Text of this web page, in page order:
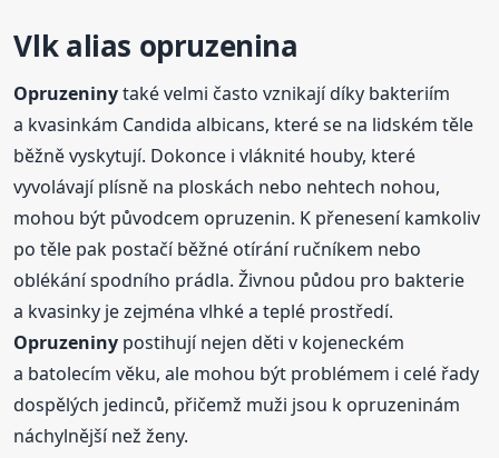
Vlk alias opruzenina
Opruzeninytaké velmi často vznikají díky bakteriím
a kvasinkám Candida albicans, které se na lidském těle
běžně vyskytují. Dokonce i vláknité houby, které
vyvolávají plísně na ploskách nebo nehtech nohou,
mohou být původcem opruzenin. K přenesení kamkoliv
po těle pak postačí běžné otírání ručníkem nebo
oblékání spodního prádla. Živnou půdou pro bakterie
a kvasinky je zejména vlhké a teplé prostředí.
Opruzeniny postihují nejen děti v kojeneckém
a batolecím věku, ale mohou být problémem i celé řady
dospělých jedinců, přičemž muži jsou k opruzeninám
náchylnější než ženy.